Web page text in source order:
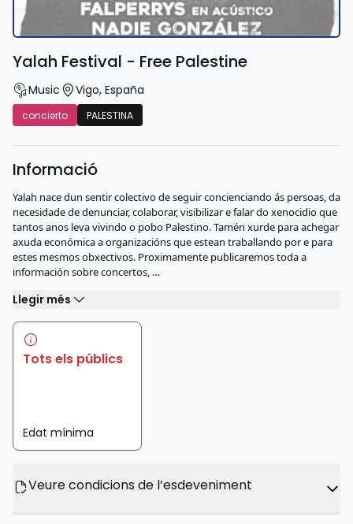
Yalah Festival - Free Palestine
Music Vigo, España
concierto PALESTINA
Informació
Yalah nace dun sentir colectivo de seguir concienciando ás persoas, da
necesidade de denunciar, colaborar, visibilizar e falar do xenocidio que
tantos anos leva vivindo o pobo Palestino. Tamén xurde para achegar
axuda económica a organizacións que estean traballando por e para
estes mesmos obxectivos. Proximamente publicaremos toda a
información sobre concertos, …
Llegir més
Tots els públics
Edat mínima
Veure condicions de l’esdeveniment